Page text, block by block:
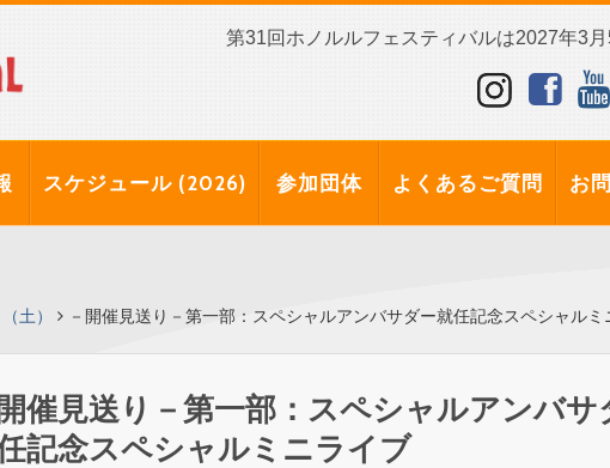
第31回ホノルルフェスティバルは2027年3
スケジュール (2026) 参加団体 よくあるご質問 お
土） －開催見送り－第一部：スペシャルアンバサダー就任記念スペシャルミ
催見送り－第一部：スペシャルアンバサ
記念スペシャルミニライブ